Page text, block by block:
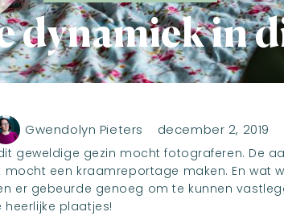
dynamiek in
Gwendolyn Pieters december 2, 2019
geweldige gezin mocht fotograferen. De
mocht een kraamreportage maken. En wat
er gebeurde genoeg om te kunnen
plaatjes!